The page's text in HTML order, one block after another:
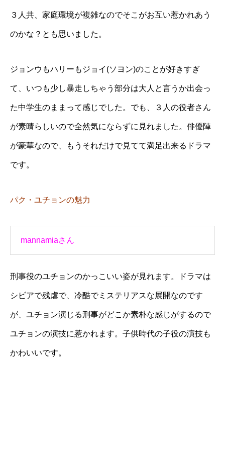
３人共、家庭環境が複雑なのでそこがお互い惹かれあう
のかな？とも思いました。
ジョンウもハリーもジョイ(ソヨン)のことが好きすぎ
て、いつも少し暴走しちゃう部分は大人と言うか出会っ
た中学生のままって感じでした。でも、３人の役者さん
が素晴らしいので全然気にならずに見れました。俳優陣
が豪華なので、もうそれだけで見てて満足出来るドラマ
です。
パク・ユチョンの魅力
mannamiaさん
刑事役のユチョンのかっこいい姿が見れます。ドラマは
シビアで残虐で、冷酷でミステリアスな展開なのです
が、ユチョン演じる刑事がどこか素朴な感じがするので
ユチョンの演技に惹かれます。子供時代の子役の演技も
かわいいです。